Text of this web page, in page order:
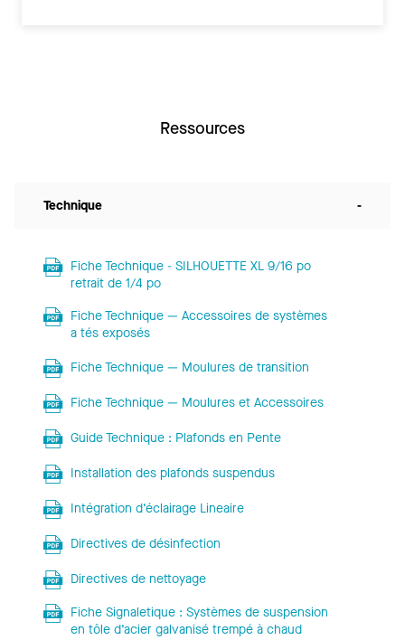
Ressources
Technique -
Fiche Technique - SILHOUETTE XL 9/16 po
retrait de 1/4 po
Fiche Technique — Accessoires de systèmes
a tés exposés
Fiche Technique — Moulures de transition
Fiche Technique — Moulures et Accessoires
Guide Technique : Plafonds en Pente
Installation des plafonds suspendus
Intégration d’éclairage Lineaire
Directives de désinfection
Directives de nettoyage
Fiche Signaletique : Systèmes de suspension
en tôle d’acier galvanisé trempé à chaud